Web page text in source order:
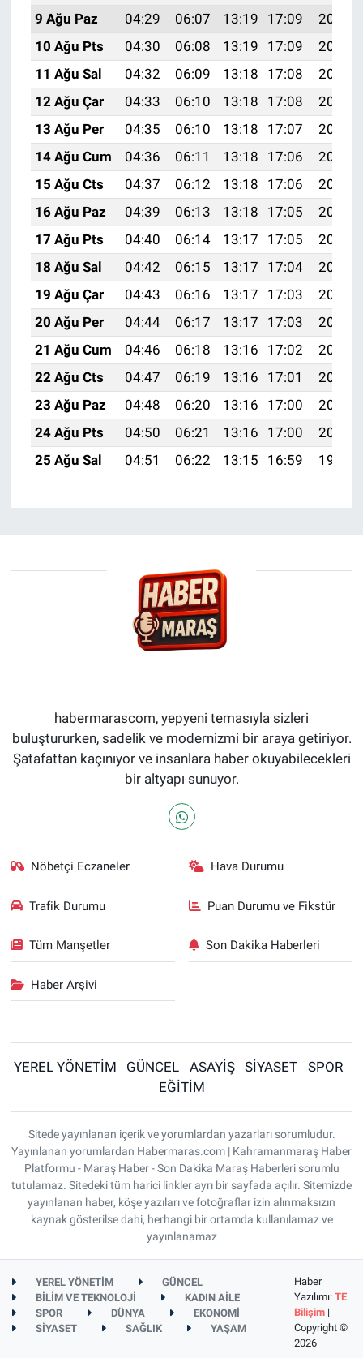
9 Ağu Paz
04:29 06:07 13:19 17:09
20:21
10 Ağu Pts
04:30 06:08 13:19 17:09
20:20
11 Ağu Sal
04:32 06:09 13:18 17:08
20:18
12 Ağu Çar
04:33 06:10 13:18 17:08
20:17
13 Ağu Per
04:35 06:10 13:18 17:07
20:16
14 Ağu Cum
04:36 06:11 13:18 17:06
20:14
15 Ağu Cts
04:37 06:12 13:18 17:06
20:13
16 Ağu Paz
04:39 06:13 13:18 17:05
20:12
17 Ağu Pts
04:40 06:14 13:17 17:05
20:10
18 Ağu Sal
04:42 06:15 13:17 17:04
20:09
19 Ağu Çar
04:43 06:16 13:17 17:03
20:08
20 Ağu Per
04:44 06:17 13:17 17:03
20:06
21 Ağu Cum
04:46 06:18 13:16 17:02
20:05
22 Ağu Cts
04:47 06:19 13:16 17:01
20:03
23 Ağu Paz
04:48 06:20 13:16 17:00
20:02
24 Ağu Pts
04:50 06:21 13:16 17:00
20:00
25 Ağu Sal
04:51 06:22 13:15 16:59 19:59
habermarascom, yepyeni temasıyla sizleri
buluştururken, sadelik ve modernizmi bir araya getiriyor.
Şatafattan kaçınıyor ve insanlara haber okuyabilecekleri
bir altyapı sunuyor.
Nöbetçi Eczaneler Hava Durumu
Trafik Durumu Puan Durumu ve Fikstür
Tüm Manşetler Son Dakika Haberleri
Haber Arşivi
YEREL YÖNETİM GÜNCEL ASAYİŞ SİYASET
SPOR
EĞİTİM
Sitede yayınlanan içerik ve yorumlardan yazarları sorumludur.
Yayınlanan yorumlardan Habermaras.com | Kahramanmaraş Haber
Platformu - Maraş Haber - Son Dakika Maraş Haberleri sorumlu
tutulamaz. Sitedeki tüm harici linkler ayrı bir sayfada açılır. Sitemizde
yayınlanan haber, köşe yazıları ve fotoğraflar izin alınmaksızın
kaynak gösterilse dahi, herhangi bir ortamda kullanılamaz ve
yayınlanamaz
YEREL YÖNETİM
GÜNCEL
BİLİM VE TEKNOLOJİ
KADIN AİLE
SPOR
DÜNYA
EKONOMİ
SİYASET
SAĞLIK YAŞAM
Haber
Yazılımı: TE
Bilişim|
Copyright ©
2026